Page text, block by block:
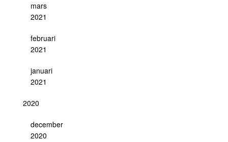
mars
2021
februari
2021
januari
2021
2020
december
2020